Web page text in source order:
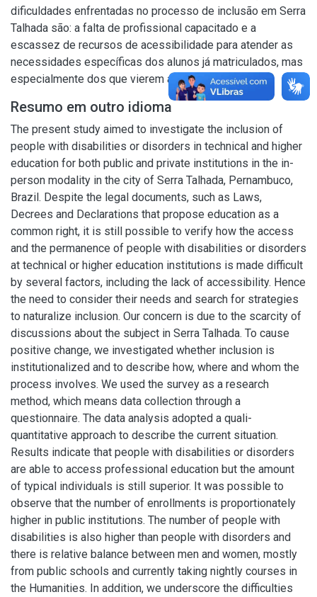
dificuldades enfrentadas no processo de inclusão em Serra
Talhada são: a falta de profissional capacitado e a
escassez de recursos de acessibilidade para atender as
necessidades específicas dos alunos já matriculados, mas
especialmente dos que vierem a ingressar.
Resumo em outro idioma
The present study aimed to investigate the inclusion of
people with disabilities or disorders in technical and higher
education for both public and private institutions in the in-
person modality in the city of Serra Talhada, Pernambuco,
Brazil. Despite the legal documents, such as Laws,
Decrees and Declarations that propose education as a
common right, it is still possible to verify how the access
and the permanence of people with disabilities or disorders
at technical or higher education institutions is made difficult
by several factors, including the lack of accessibility. Hence
the need to consider their needs and search for strategies
to naturalize inclusion. Our concern is due to the scarcity of
discussions about the subject in Serra Talhada. To cause
positive change, we investigated whether inclusion is
institutionalized and to describe how, where and whom the
process involves. We used the survey as a research
method, which means data collection through a
questionnaire. The data analysis adopted a quali-
quantitative approach to describe the current situation.
Results indicate that people with disabilities or disorders
are able to access professional education but the amount
of typical individuals is still superior. It was possible to
observe that the number of enrollments is proportionately
higher in public institutions. The number of people with
disabilities is also higher than people with disorders and
there is relative balance between men and women, mostly
from public schools and currently taking nightly courses in
the Humanities. In addition, we underscore the difficulties